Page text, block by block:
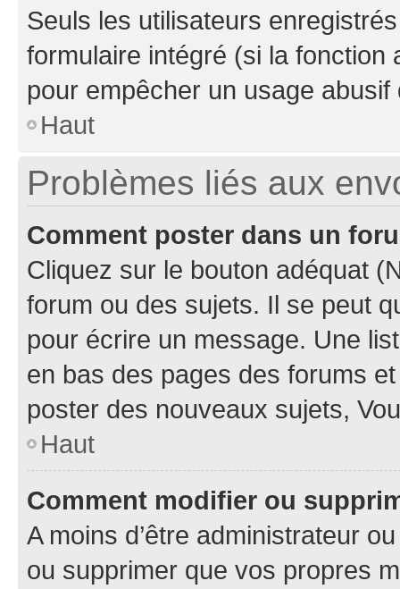
Seuls les utilisateurs
formulaire intégré (si la fonction
pour empêcher un usage
Haut
Problèmes liés aux
Comment poster dans un
Cliquez sur le bouton adéquat
forum ou des sujets. Il se peut
pour écrire un message. Une
en bas des pages des forums
poster des nouveaux sujets,
Haut
Comment modifier ou
A moins d’être administrateur
ou supprimer que vos propres